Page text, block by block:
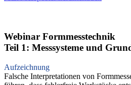
Webinar Formmesstechnik
Teil 1: Messsysteme und
Aufzeichnung
Falsche Interpretationen von